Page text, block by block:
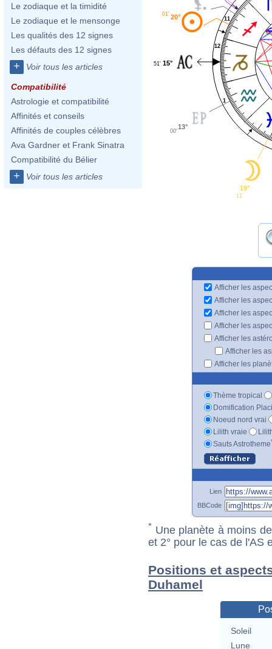
Le zodiaque et la timidité
Le zodiaque et le mensonge
Les qualités des 12 signes
Les défauts des 12 signes
+ Voir tous les articles
Compatibilité
Astrologie et compatibilité
Affinités et conseils
Affinités de couples célèbres
Ava Gardner et Frank Sinatra
Compatibilité du Bélier
+ Voir tous les articles
1
11
12
20°
01'
15°
51'
13°
00'
19°
11'
Afficher les
Afficher les
Afficher les
Afficher les
Afficher les
Afficher les
Afficher les
Thème tropical
Domification
Noeud nord vrai
Lilith vraie
Sauts Astrotheme
Lien
BBCode
* Une planète à moins
et 2° pour le cas de l'AS
Positions et
Duhamel
Soleil
Lune